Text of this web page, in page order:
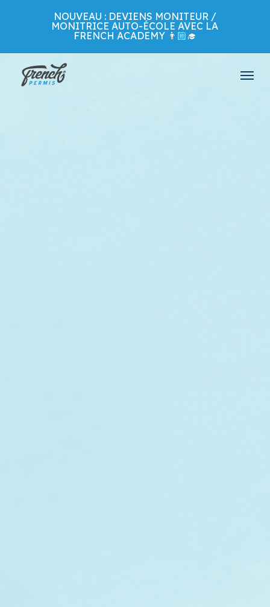
content
NOUVEAU : DEVIENS MONITEUR /
MONITRICE AUTO-ÉCOLE AVEC LA
FRENCH ACADEMY 👨🏼‍🎓
Menu